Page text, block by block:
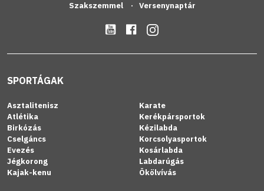
Szakszemmel Versenynaptár
SPORTÁGAK
Asztalitenisz
Atlétika
Birkózás
Cselgáncs
Evezés
Jégkorong
Kajak-kenu
Karate
Kerékpársportok
Kézilabda
Korcsolyasportok
Kosárlabda
Labdarúgás
Ökölvívás